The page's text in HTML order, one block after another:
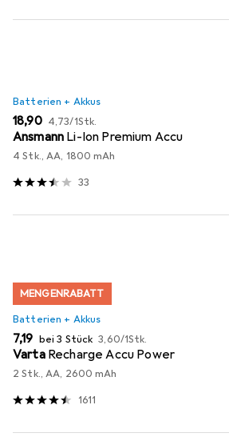
Batterien + Akkus
EUR
18,90 EUR
4,73/1Stk.
Ansmann Li-Ion Premium Accu
4 Stk., AA, 1800 mAh
33
MENGENRABATT
Batterien + Akkus
EUR
7,19 bei 3 Stück EUR
3,60/1Stk.
Varta Recharge Accu Power
2 Stk., AA, 2600 mAh
1611